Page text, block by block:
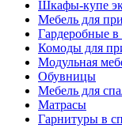
Шкафы-купе
Мебель для
Гардеробные
Комоды для
Модульная
Обувницы
Мебель для
Матрасы
Гарнитуры в